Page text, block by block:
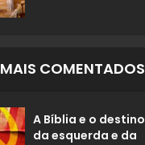
MAIS COMENTADOS
A Bíblia e o destino
da esquerda e da